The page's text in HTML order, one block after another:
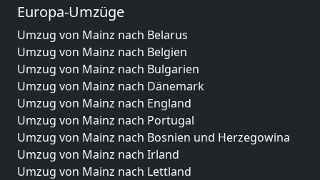
Europa-Umzüge
Umzug von Mainz nach Belarus
Umzug von Mainz nach Belgien
Umzug von Mainz nach Bulgarien
Umzug von Mainz nach Dänemark
Umzug von Mainz nach England
Umzug von Mainz nach Portugal
Umzug von Mainz nach Bosnien und Herzegowina
Umzug von Mainz nach Irland
Umzug von Mainz nach Lettland